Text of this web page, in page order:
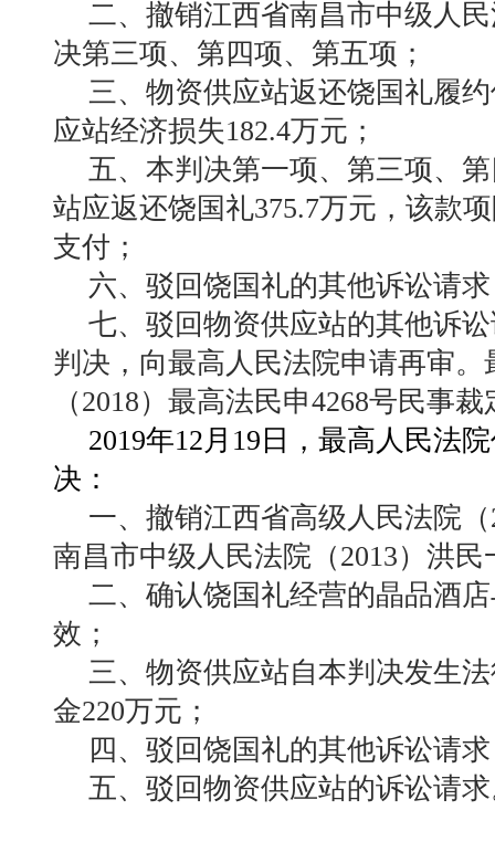
二、撤销江西省南昌市中级人
决第三项、第四项、第五项；
三、物资供应站返还饶国礼履
应站经济损失182.4万元；
五、本判决第一项、第三项、
站应返还饶国礼375.7万元，该款
支付；
六、驳回饶国礼的其他诉讼请
七、驳回物资供应站的其他诉
判决，向最高人民法院申请再审。
（2018）最高法民申4268号民事
2019年12月19日，最高人民法
决：
一、撤销江西省高级人民法院
南昌市中级人民法院（2013）洪
二、确认饶国礼经营的晶品酒
效；
三、物资供应站自本判决发生
金220万元；
四、驳回饶国礼的其他诉讼请
五、驳回物资供应站的诉讼请